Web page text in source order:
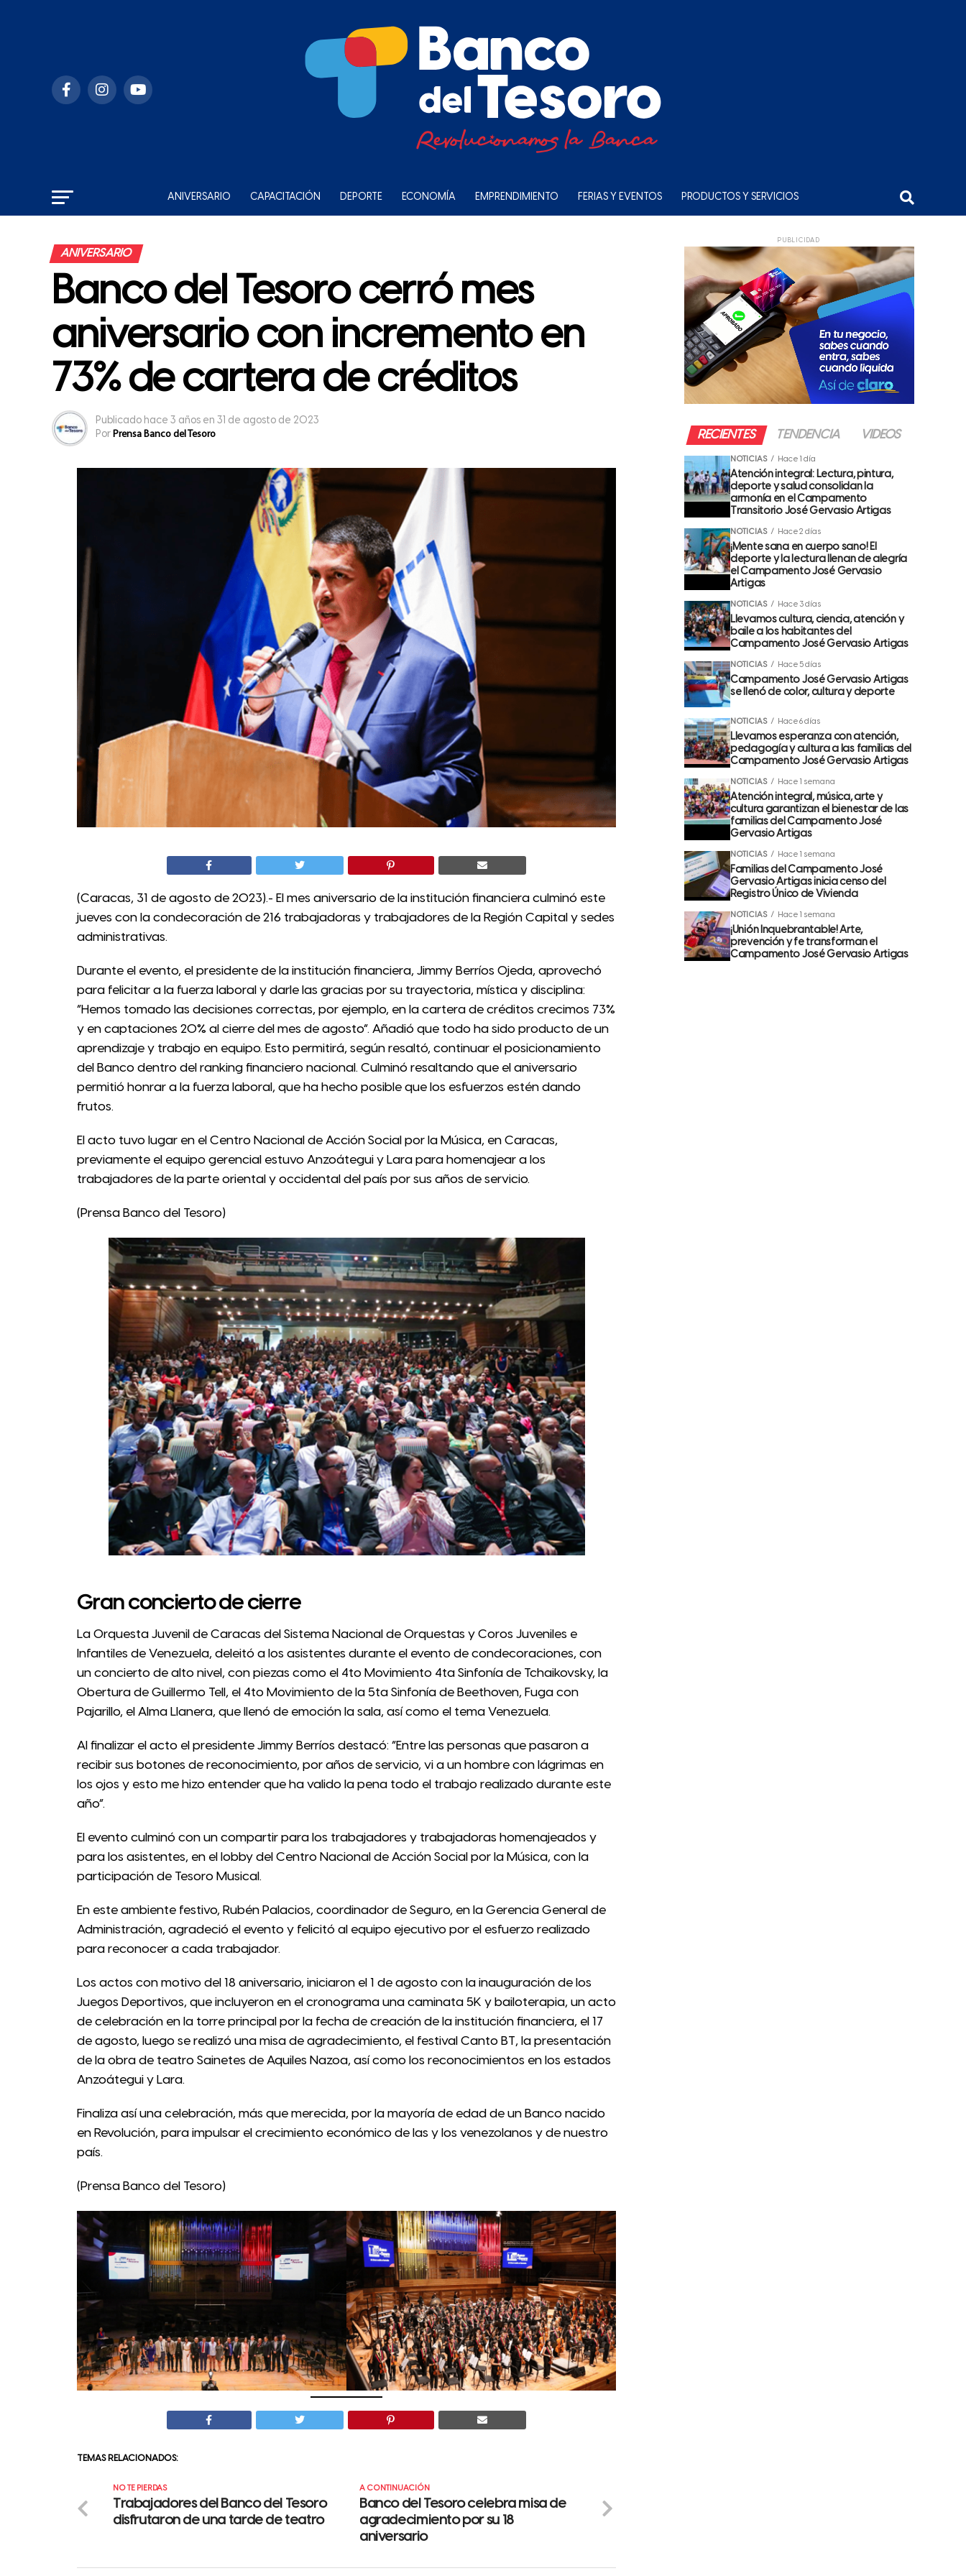
ANIVERSARIO CAPACITACIÓN DEPORTE ECONOMÍA EMPRENDIMIENTO FERIAS Y EVENTOS PRODUCTOS Y SERVICIOS
ANIVERSARIO
Banco del Tesoro cerró mes
aniversario con incremento en
73% de cartera de créditos
Publicado hace 3 años en 31 de agosto de 2023
Por Prensa Banco del Tesoro
(Caracas, 31 de agosto de 2023).- El mes aniversario de la institución financiera culminó este
jueves con la condecoración de 216 trabajadoras y trabajadores de la Región Capital y sedes
administrativas.
Durante el evento, el presidente de la institución financiera, Jimmy Berríos Ojeda, aprovechó
para felicitar a la fuerza laboral y darle las gracias por su trayectoria, mística y disciplina:
“Hemos tomado las decisiones correctas, por ejemplo, en la cartera de créditos crecimos 73%
y en captaciones 20% al cierre del mes de agosto”. Añadió que todo ha sido producto de un
aprendizaje y trabajo en equipo. Esto permitirá, según resaltó, continuar el posicionamiento
del Banco dentro del ranking financiero nacional. Culminó resaltando que el aniversario
permitió honrar a la fuerza laboral, que ha hecho posible que los esfuerzos estén dando
frutos.
El acto tuvo lugar en el Centro Nacional de Acción Social por la Música, en Caracas,
previamente el equipo gerencial estuvo Anzoátegui y Lara para homenajear a los
trabajadores de la parte oriental y occidental del país por sus años de servicio.
(Prensa Banco del Tesoro)
Gran concierto de cierre
La Orquesta Juvenil de Caracas del Sistema Nacional de Orquestas y Coros Juveniles e
Infantiles de Venezuela, deleitó a los asistentes durante el evento de condecoraciones, con
un concierto de alto nivel, con piezas como el 4to Movimiento 4ta Sinfonía de Tchaikovsky, la
Obertura de Guillermo Tell, el 4to Movimiento de la 5ta Sinfonía de Beethoven, Fuga con
Pajarillo, el Alma Llanera, que llenó de emoción la sala, así como el tema Venezuela.
Al finalizar el acto el presidente Jimmy Berríos destacó: “Entre las personas que pasaron a
recibir sus botones de reconocimiento, por años de servicio, vi a un hombre con lágrimas en
los ojos y esto me hizo entender que ha valido la pena todo el trabajo realizado durante este
año”.
El evento culminó con un compartir para los trabajadores y trabajadoras homenajeados y
para los asistentes, en el lobby del Centro Nacional de Acción Social por la Música, con la
participación de Tesoro Musical.
En este ambiente festivo, Rubén Palacios, coordinador de Seguro, en la Gerencia General de
Administración, agradeció el evento y felicitó al equipo ejecutivo por el esfuerzo realizado
para reconocer a cada trabajador.
Los actos con motivo del 18 aniversario, iniciaron el 1 de agosto con la inauguración de los
Juegos Deportivos, que incluyeron en el cronograma una caminata 5K y bailoterapia, un acto
de celebración en la torre principal por la fecha de creación de la institución financiera, el 17
de agosto, luego se realizó una misa de agradecimiento, el festival Canto BT, la presentación
de la obra de teatro Sainetes de Aquiles Nazoa, así como los reconocimientos en los estados
Anzoátegui y Lara.
Finaliza así una celebración, más que merecida, por la mayoría de edad de un Banco nacido
en Revolución, para impulsar el crecimiento económico de las y los venezolanos y de nuestro
país.
(Prensa Banco del Tesoro)
TEMAS RELACIONADOS:
A CONTINUACIÓN
Banco del Tesoro celebra misa de
agradecimiento por su 18
aniversario
NO TE PIERDAS
Trabajadores del Banco del Tesoro
disfrutaron de una tarde de teatro
PUBLICIDAD
RECIENTES TENDENCIA VIDEOS
NOTICIAS Hace 1 día
Atención integral: Lectura, pintura,
deporte y salud consolidan la
armonía en el Campamento
Transitorio José Gervasio Artigas
NOTICIAS Hace 2 días
¡Mente sana en cuerpo sano! El
deporte y la lectura llenan de alegría
el Campamento José Gervasio
Artigas
NOTICIAS Hace 3 días
Llevamos cultura, ciencia, atención y
baile a los habitantes del
Campamento José Gervasio Artigas
NOTICIAS Hace 5 días
Campamento José Gervasio Artigas
se llenó de color, cultura y deporte
NOTICIAS Hace 6 días
Llevamos esperanza con atención,
pedagogía y cultura a las familias del
Campamento José Gervasio Artigas
NOTICIAS Hace 1 semana
Atención integral, música, arte y
cultura garantizan el bienestar de las
familias del Campamento José
Gervasio Artigas
NOTICIAS Hace 1 semana
Familias del Campamento José
Gervasio Artigas inicia censo del
Registro Único de Vivienda
NOTICIAS Hace 1 semana
¡Unión Inquebrantable! Arte,
prevención y fe transforman el
Campamento José Gervasio Artigas